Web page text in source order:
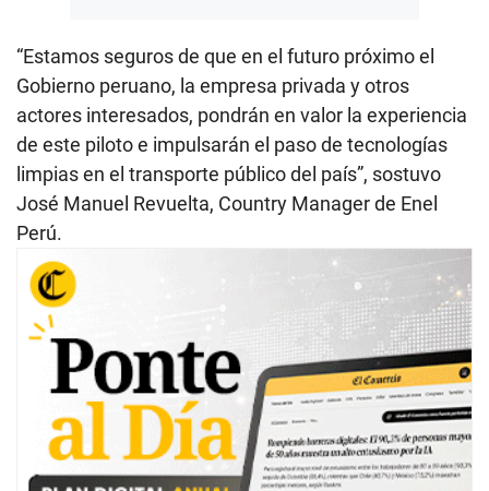
“Estamos seguros de que en el futuro próximo el
Gobierno peruano, la empresa privada y otros
actores interesados, pondrán en valor la experiencia
de este piloto e impulsarán el paso de tecnologías
limpias en el transporte público del país”, sostuvo
José Manuel Revuelta, Country Manager de Enel
Perú.